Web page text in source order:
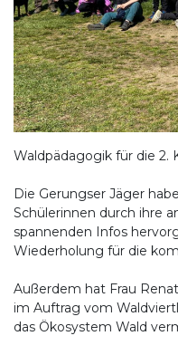
Waldpädagogik für die 2.
Die Gerungser Jäger
Schülerinnen durch ihre
spannenden Infos
Wiederholung für die
Außerdem hat Frau
im Auftrag vom
das Ökosystem Wald